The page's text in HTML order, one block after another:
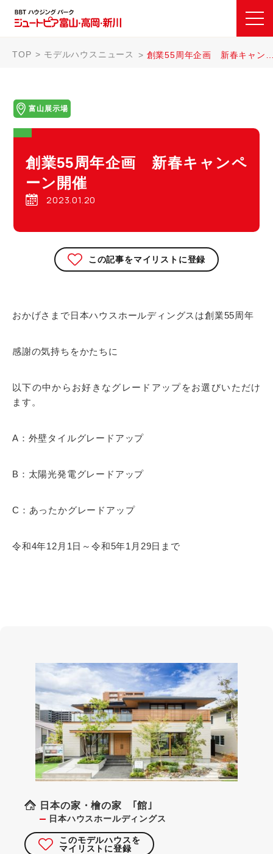
TOP モデルハウスニュース 創業55周年企画 新春キャンペーン開催
富山展示場
創業55周年企画 新春キャンペ
ーン開催
2023.01.20
この記事をマイリストに登録
おかげさまで日本ハウスホールディングスは創業55周年
感謝の気持ちをかたちに
以下の中からお好きなグレードアップをお選びいただけ
ます。
A：外壁タイルグレードアップ
B：太陽光発電グレードアップ
C：あったかグレードアップ
令和4年12月1日～令和5年1月29日まで
日本の家・檜の家 ｢館｣
日本ハウスホールディングス
このモデルハウスを
マイリストに登録